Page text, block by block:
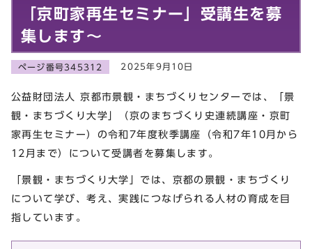
「京町家再生セミナー」受講生を募
集します～
ページ番号345312 2025年9月10日
公益財団法人 京都市景観・まちづくりセンターでは、「景
観・まちづくり大学」（京のまちづくり史連続講座・京町
家再生セミナー）の令和7年度秋季講座（令和7年10月から
12月まで）について受講者を募集します。
「景観・まちづくり大学」では、京都の景観・まちづくり
について学び、考え、実践につなげられる人材の育成を目
指しています。